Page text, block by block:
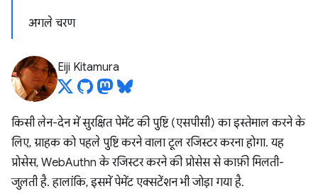
अगले चरण
Eiji Kitamura
किसी लेन-देन में सुरक्षित पेमेंट की पुष्टि (एसपीसी) का इस्तेमाल करने के
लिए, ग्राहक को पहले पुष्टि करने वाला टूल रजिस्टर करना होगा. यह
प्रोसेस, WebAuthn के रजिस्टर करने की प्रोसेस से काफ़ी मिलती-
जुलती है. हालांकि, इसमें पेमेंट एक्सटेंशन भी जोड़ा गया है.